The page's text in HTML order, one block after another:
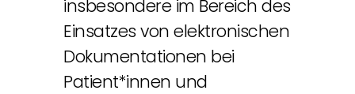
insbesondere im Bereich des
Einsatzes von elektronischen
Dokumentationen bei
Patient*innen und